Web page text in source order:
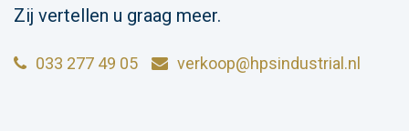
Zij vertellen u graag meer.
033 277 49 05 verkoop@hpsindustrial.nl